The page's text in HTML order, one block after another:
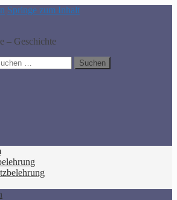
Springe zum Inhalt
– Geschichte
Suchen